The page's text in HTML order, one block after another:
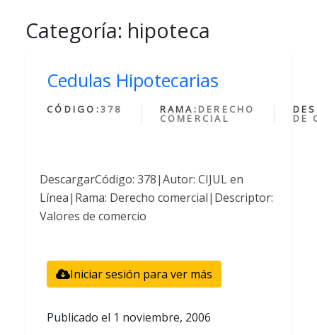
Categoría: hipoteca
Cedulas Hipotecarias
CÓDIGO:378 RAMA: DERECHO
COMERCIAL DE
DescargarCódigo: 378|Autor: CIJUL en
Línea|Rama: Derecho comercial|Descriptor:
Valores de comercio
Iniciar sesión para ver más
Publicado el 1 noviembre, 2006